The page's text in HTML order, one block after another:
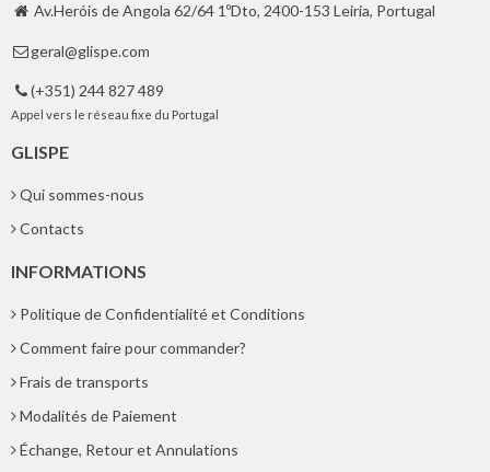
 Av.Heróis de Angola 62/64 1ºDto, 2400-153 Leiria, Portugal
 geral@glispe.com
 (+351) 244 827 489
Appel vers le réseau fixe du Portugal
GLISPE
Qui sommes-nous
Contacts
INFORMATIONS
Politique de Confidentialité et Conditions
Comment faire pour commander?
Frais de transports
Modalités de Paiement
Échange, Retour et Annulations